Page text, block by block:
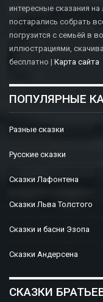
интересные сказания
постарались собрать
погрузится с семьёй в
иллюстрациями,
бесплатно | Карта сайта
ПОПУЛЯРНЫЕ
Разные сказки
Русские сказки
Сказки Лафонтена
Сказки Льва Толстого
Сказки и басни Эзопа
Сказки Андерсена
СКАЗКИ